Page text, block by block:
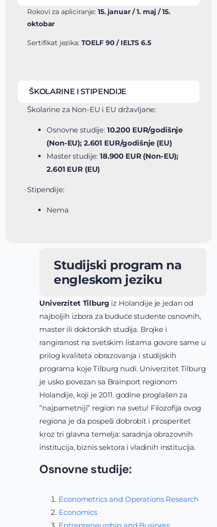
Rokovi za apliciranje: 15. januar / 1. maj / 15.
oktobar
Sertifikat jezika: TOELF 90 / IELTS 6.5
ŠKOLARINE I STIPENDIJE
Školarine za Non-EU i EU državljane:
Osnovne studije: 10.200 EUR/godišnje
(Non-EU); 2.601 EUR/godišnje (EU)
Master studije: 18.900 EUR (Non-EU);
2.601 EUR (EU)
Stipendije:
Nema
Studijski program na
engleskom jeziku
Univerzitet Tilburg iz Holandije je jedan od
najboljih izbora za buduće studente osnovnih,
master ili doktorskih studija. Brojke i
rangiranost na svetskim listama govore same u
prilog kvaliteta obrazovanja i studijskih
programa koje Tilburg nudi. Univerzitet Tilburg
je usko povezan sa Brainport regionom
Holandije, koji je 2011. godine proglašen za
“najpametniji” region na svetu! Filozofija ovog
regiona je da pospeši dobrobit i prosperitet
kroz tri glavna temelja: saradnja obrazovnih
institucija, biznis sektora i vladinih institucija.
Osnovne studije:
Econometrics and Operations Research
Economics